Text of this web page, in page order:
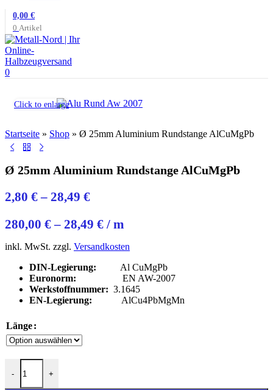
0 Artikel
0,00 €
0
Click to enlarge
Startseite » Shop » Ø 25mm Aluminium Rundstange AlCuMgPb
Ø 25mm Aluminium Rundstange AlCuMgPb
2,80 €– 28,49 €
280,00 €– 28,49 € / m
inkl. MwSt. zzgl. Versandkosten
DIN-Legierung:
Al CuMgPb
Euronorm: EN AW-2007
Werkstoffnummer: 3.1645
EN-Legierung: AlCu4PbMgMn
Länge
-
Ø 25mm Aluminium Rundstange AlCuMgPb Menge
+